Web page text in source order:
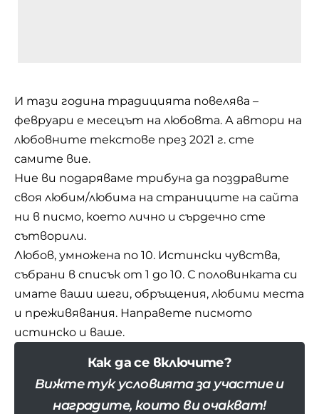
И тази година традицията повелява –
февруари е месецът на любовта. А автори на
любовните текстове през 2021 г. сте
самите вие.
Ние ви подаряваме трибуна да поздравите
своя любим/любима на страниците на сайта
ни в писмо, което лично и сърдечно сте
сътворили.
Любов, умножена по 10. Истински чувства,
събрани в списък от 1 до 10. С половинката си
имате ваши шеги, обръщения, любими места
и преживявания. Направете писмото
истинско и ваше.
Как да се включите?
Вижте тук условията за участие и
наградите, които ви очакват!